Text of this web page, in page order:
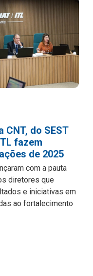
CNT, do SEST
fazem
de 2025
com a pauta
diretores que
e iniciativas em
ao fortalecimento